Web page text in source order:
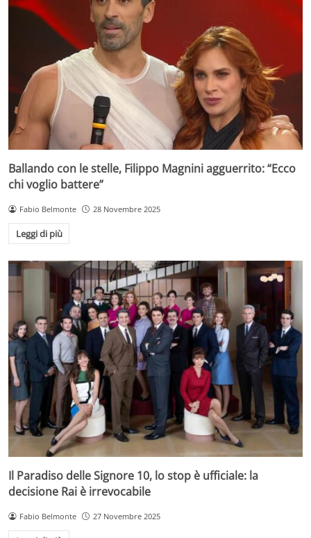
Ballando con le stelle, Filippo Magnini agguerrito: “Ecco
chi voglio battere”
Fabio Belmonte 28 Novembre 2025
Leggi di più
Il Paradiso delle Signore 10, lo stop è ufficiale: la
decisione Rai è irrevocabile
Fabio Belmonte 27 Novembre 2025